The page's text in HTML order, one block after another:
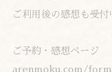
ご利用後の感想も受付
ご予約・感想ページ
arenmoku.com/